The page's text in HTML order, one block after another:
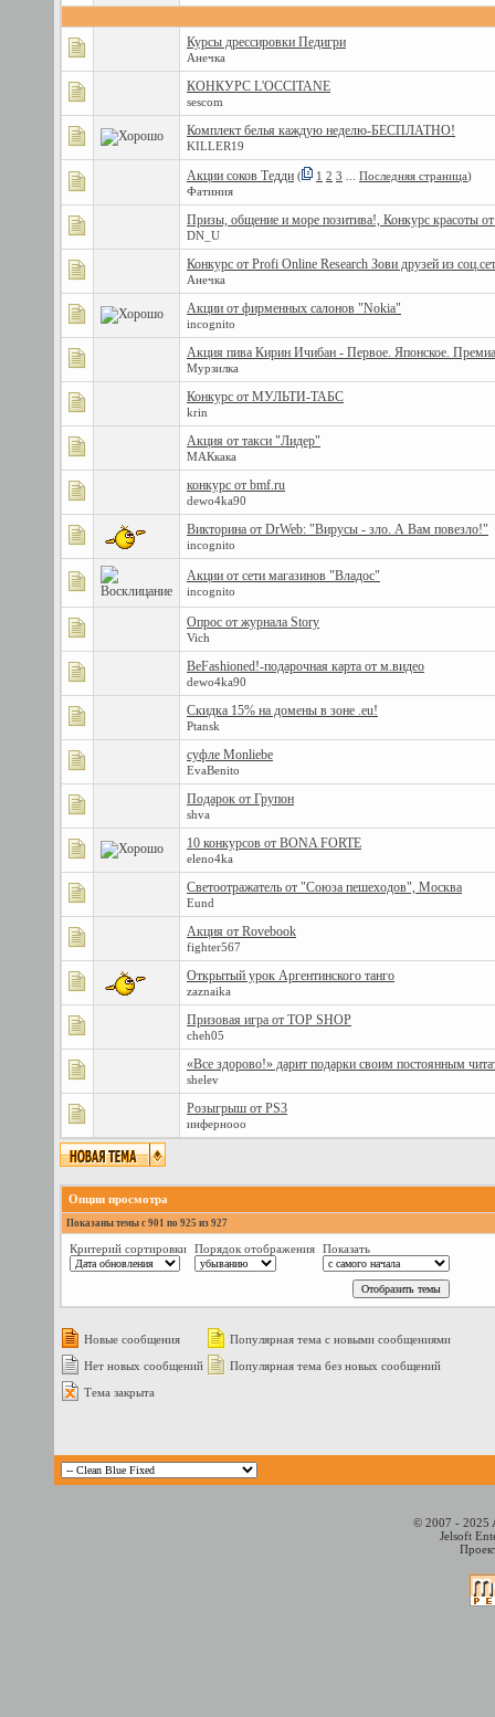
Курсы дрессировки Педигри
Анечка
КОНКУРС L'OCCITANE
sescom
Комплект белья каждую неделю-БЕСПЛАТНО!
KILLER19
Акции соков Тедди ( 1 2 3 Последняя страница)
Фатиния
Призы, общение и море позитива!, Конкурс красоты
DN_U
Конкурс от Profi Online Research Зови друзей из
Анечка
Акции от фирменных салонов "Nokia"
incognito
Акция пива Кирин Ичибан - Первое. Японское.
Мурзилка
Конкурс от МУЛЬТИ-ТАБС
krin
Акция от такси "Лидер"
МАКкака
конкурс от bmf.ru
dewo4ka90
Викторина от DrWeb: "Вирусы - зло. А Вам повезло!"
incognito
Акции от сети магазинов "Владос"
incognito
Опрос от журнала Story
Vich
BeFashioned!-подарочная карта от м.видео
dewo4ka90
Скидка 15% на домены в зоне .eu!
Ptansk
суфле Monliebe
EvaBenito
Подарок от Групон
shva
10 конкурсов от BONA FORTE
eleno4ka
Светоотражатель от "Союза пешеходов", Москва
Eund
Акция от Rovebook
fighter567
Открытый урок Аргентинского танго
zaznaika
Призовая игра от TOP SHOP
cheh05
«Все здорово!» дарит подарки своим постоянным
shelev
Розыгрыш от PS3
инфернооо
Опции просмотра
Показаны темы с 901 по 925 из 927
Критерий сортировки Порядок отображения Показать
Новые сообщения
Популярная тема с новыми сообщениями
Нет новых сообщений
Популярная тема без новых сообщений
Тема закрыта
© 2007 - 2025
Jelsoft